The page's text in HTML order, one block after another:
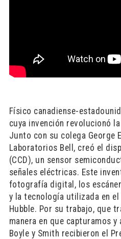
Físico canadiense-
cuya invención revolucionó
Junto con su colega George
Laboratorios Bell, creó el
(CCD), un sensor
señales eléctricas. Este
fotografía digital, los
y la tecnología utilizada en el
Hubble. Por su trabajo, que
manera en que capturamos y
Boyle y Smith recibieron el